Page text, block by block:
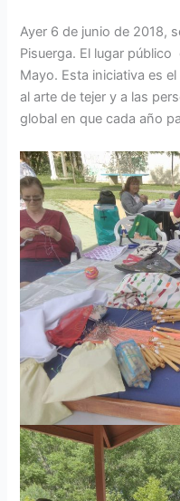
Ayer 6 de junio de 2018,
Pisuerga. El lugar
Mayo. Esta iniciativa es
al arte de tejer y a las
global en que cada año